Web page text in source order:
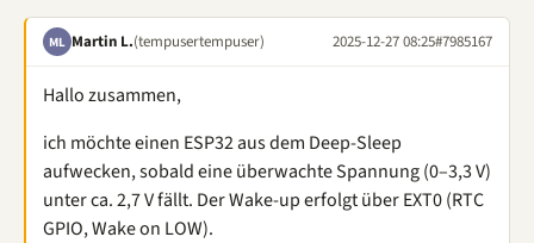
ML Martin L.(tempusertempuser) 2025-12-27 08:25#7985167
Hallo zusammen,
ich möchte einen ESP32 aus dem Deep-Sleep
aufwecken, sobald eine überwachte Spannung (0–3,3 V)
unter ca. 2,7 V fällt. Der Wake-up erfolgt über EXT0 (RTC
GPIO, Wake on LOW).